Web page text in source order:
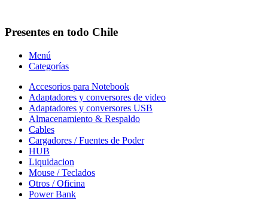
Presentes en todo Chile
Menú
Categorías
Accesorios para Notebook
Adaptadores y conversores de video
Adaptadores y conversores USB
Almacenamiento & Respaldo
Cables
Cargadores / Fuentes de Poder
HUB
Liquidacion
Mouse / Teclados
Otros / Oficina
Power Bank